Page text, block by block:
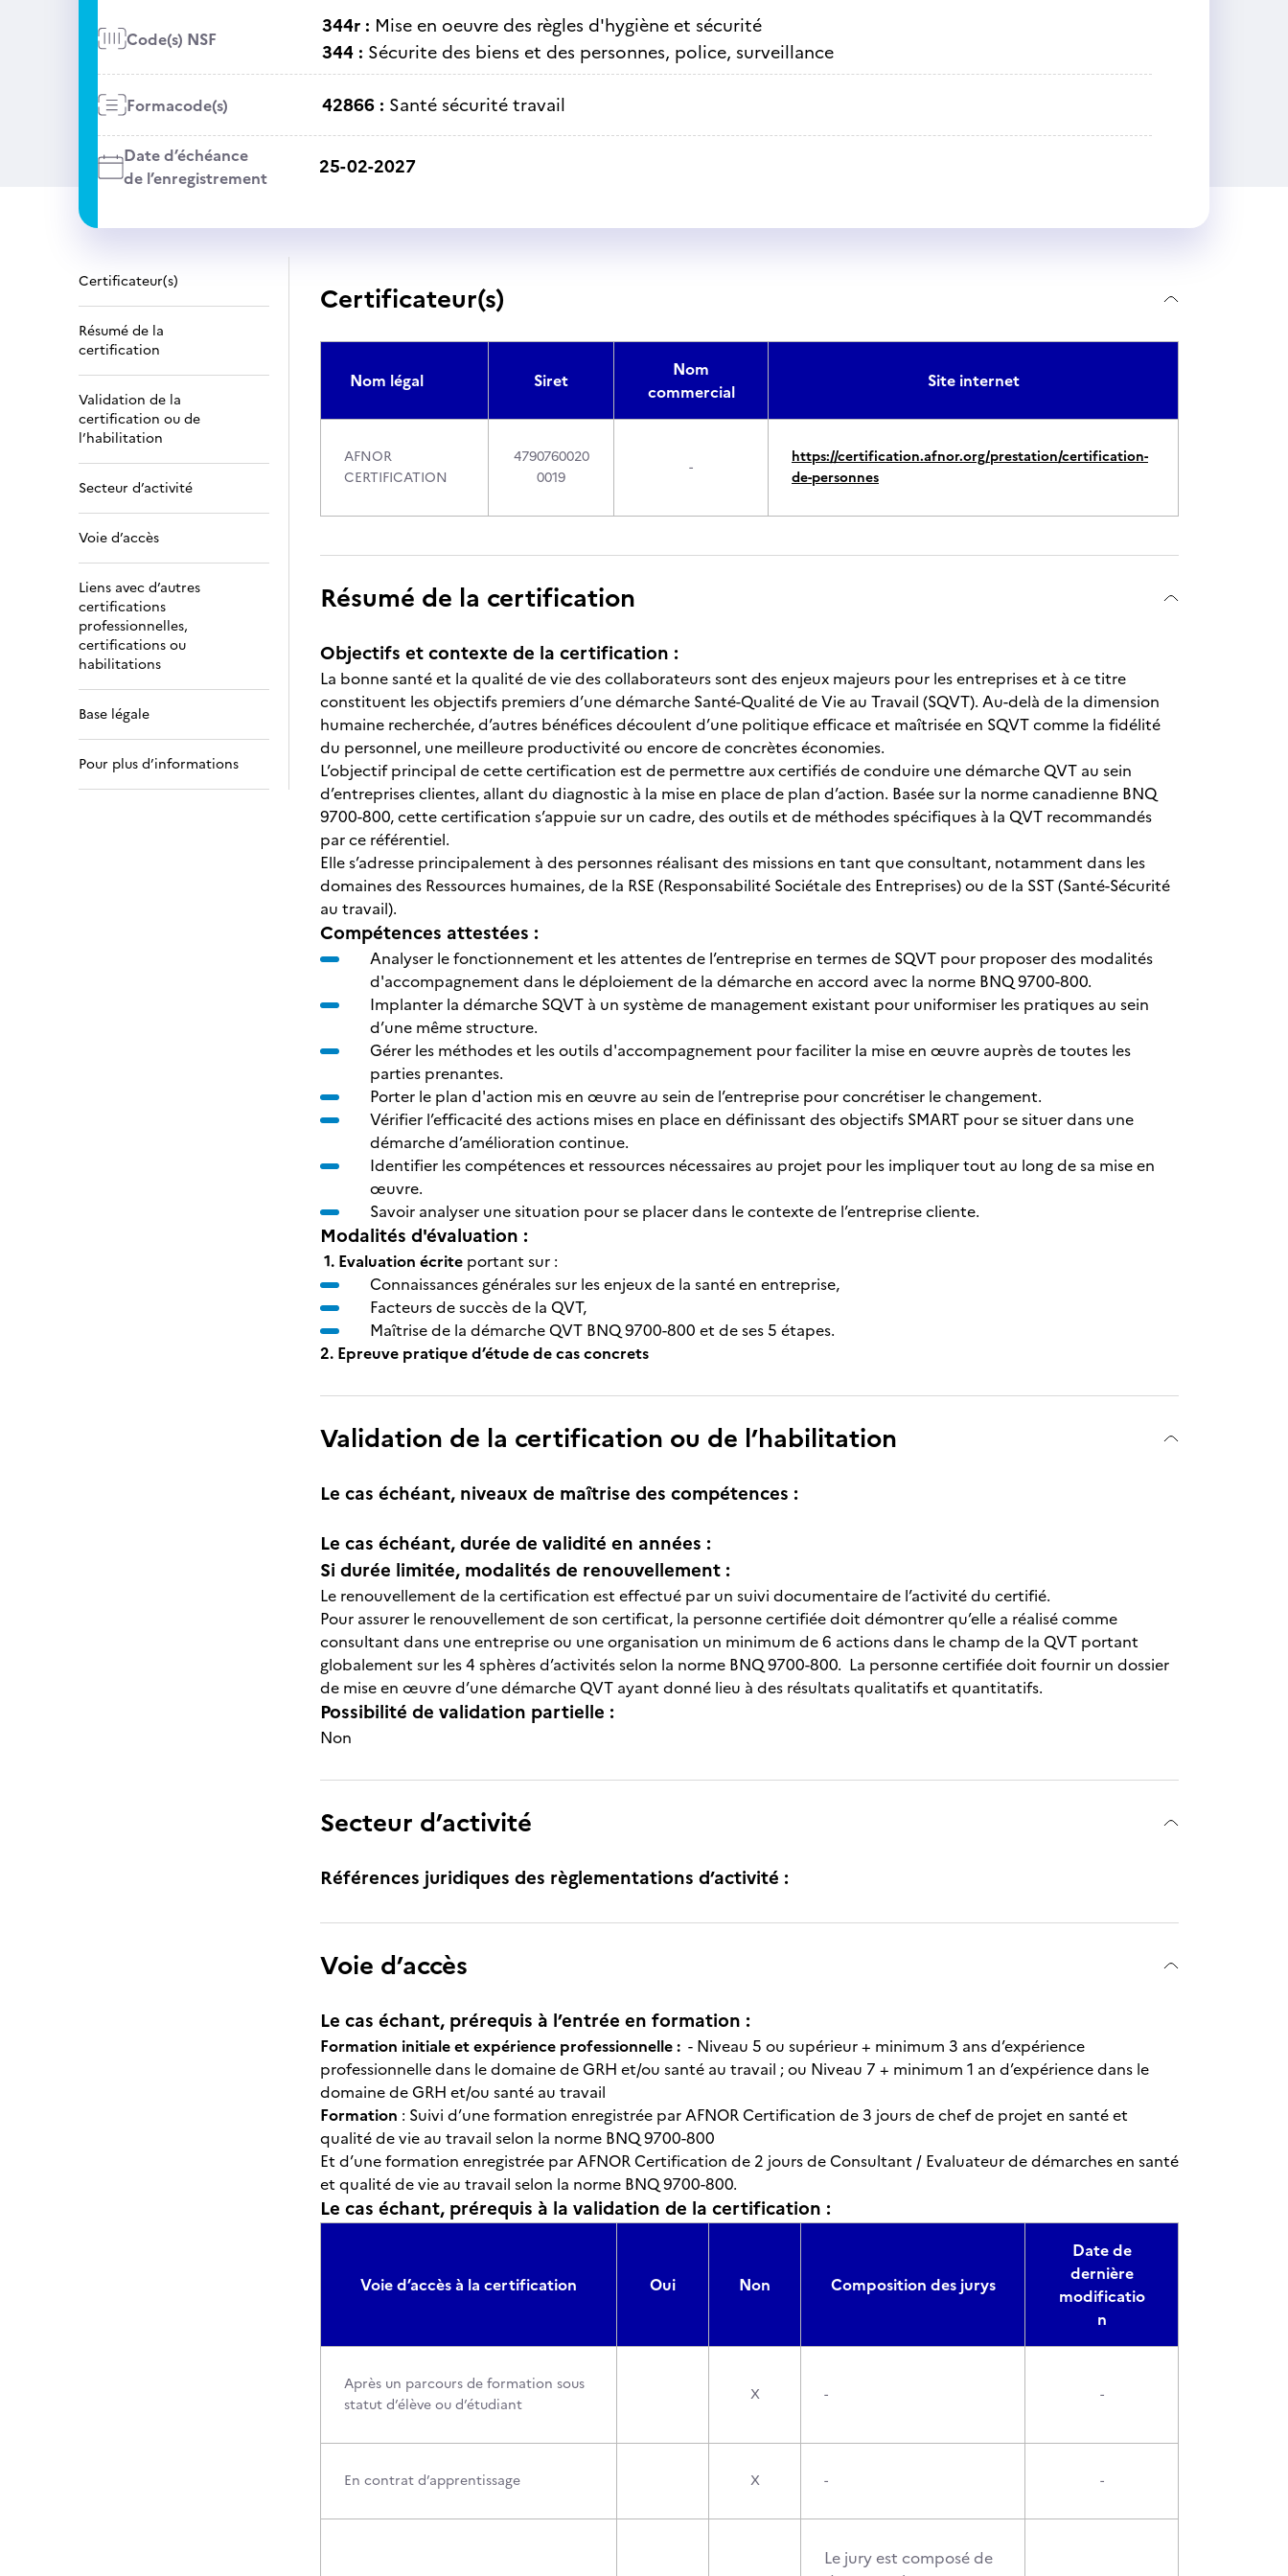
Code(s) NSF
344r : Mise en oeuvre des règles d'hygiène et sécurité
344 : Sécurite des biens et des personnes, police, surveillance
Formacode(s) 42866 : Santé sécurité travail
Date d’échéance
de l’enregistrement
25-02-2027
Certificateur(s)
Résumé de la
certification
Validation de la
certification ou de
l’habilitation
Secteur d’activité
Voie d’accès
Liens avec d’autres
certifications
professionnelles,
certifications ou
habilitations
Base légale
Pour plus d’informations
Certificateur(s)
Nom légal Siret
Nom
commercial
Site internet
AFNOR
CERTIFICATION
4790760020
0019
-
https://certification.afnor.org/prestation/certification-
de-personnes
Résumé de la certification
Objectifs et contexte de la certification :
La bonne santé et la qualité de vie des collaborateurs sont des enjeux majeurs pour les entreprises et à ce titre
constituent les objectifs premiers d’une démarche Santé-Qualité de Vie au Travail (SQVT). Au-delà de la dimension
humaine recherchée, d’autres bénéfices découlent d’une politique efficace et maîtrisée en SQVT comme la fidélité
du personnel, une meilleure productivité ou encore de concrètes économies.
L’objectif principal de cette certification est de permettre aux certifiés de conduire une démarche QVT au sein
d’entreprises clientes, allant du diagnostic à la mise en place de plan d’action. Basée sur la norme canadienne BNQ
9700-800, cette certification s’appuie sur un cadre, des outils et de méthodes spécifiques à la QVT recommandés
par ce référentiel.
Elle s’adresse principalement à des personnes réalisant des missions en tant que consultant, notamment dans les
domaines des Ressources humaines, de la RSE (Responsabilité Sociétale des Entreprises) ou de la SST (Santé-Sécurité
au travail).
Compétences attestées :
Analyser le fonctionnement et les attentes de l’entreprise en termes de SQVT pour proposer des modalités
d'accompagnement dans le déploiement de la démarche en accord avec la norme BNQ 9700-800.
Implanter la démarche SQVT à un système de management existant pour uniformiser les pratiques au sein
d’une même structure.
Gérer les méthodes et les outils d'accompagnement pour faciliter la mise en œuvre auprès de toutes les
parties prenantes.
Porter le plan d'action mis en œuvre au sein de l’entreprise pour concrétiser le changement.
Vérifier l’efficacité des actions mises en place en définissant des objectifs SMART pour se situer dans une
démarche d’amélioration continue.
Identifier les compétences et ressources nécessaires au projet pour les impliquer tout au long de sa mise en
œuvre.
Savoir analyser une situation pour se placer dans le contexte de l’entreprise cliente.
Modalités d'évaluation :
1. Evaluation écrite portant sur :
Connaissances générales sur les enjeux de la santé en entreprise,
Facteurs de succès de la QVT,
Maîtrise de la démarche QVT BNQ 9700-800 et de ses 5 étapes.
2. Epreuve pratique d’étude de cas concrets
Validation de la certification ou de l’habilitation
Le cas échéant, niveaux de maîtrise des compétences :
Le cas échéant, durée de validité en années :
Si durée limitée, modalités de renouvellement :
Le renouvellement de la certification est effectué par un suivi documentaire de l’activité du certifié.
Pour assurer le renouvellement de son certificat, la personne certifiée doit démontrer qu’elle a réalisé comme
consultant dans une entreprise ou une organisation un minimum de 6 actions dans le champ de la QVT portant
globalement sur les 4 sphères d’activités selon la norme BNQ 9700-800. La personne certifiée doit fournir un dossier
de mise en œuvre d’une démarche QVT ayant donné lieu à des résultats qualitatifs et quantitatifs.
Possibilité de validation partielle :
Non
Secteur d’activité
Références juridiques des règlementations d’activité :
Voie d’accès
Le cas échant, prérequis à l’entrée en formation :
Formation initiale et expérience professionnelle : - Niveau 5 ou supérieur + minimum 3 ans d’expérience
professionnelle dans le domaine de GRH et/ou santé au travail ; ou Niveau 7 + minimum 1 an d’expérience dans le
domaine de GRH et/ou santé au travail
Formation : Suivi d’une formation enregistrée par AFNOR Certification de 3 jours de chef de projet en santé et
qualité de vie au travail selon la norme BNQ 9700-800
Et d’une formation enregistrée par AFNOR Certification de 2 jours de Consultant / Evaluateur de démarches en santé
et qualité de vie au travail selon la norme BNQ 9700-800.
Le cas échant, prérequis à la validation de la certification :
Voie d’accès à la certification Oui Non Composition des jurys
Date de
dernière
modificatio
n
Après un parcours de formation sous
statut d’élève ou d’étudiant
X - -
En contrat d’apprentissage X - -
Le jury est composé de